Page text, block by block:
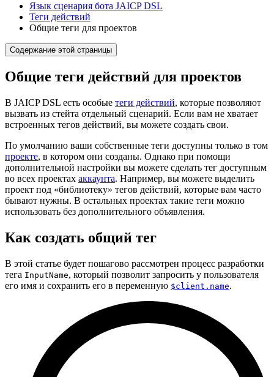
Язык сценария бота JAICP DSL
Теги действий
Общие теги для проектов
Содержание этой страницы
Общие теги действий для проектов
В JAICP DSL есть особые теги действий, которые позволяют
вызвать из стейта отдельный сценарий. Если вам не хватает
встроенных тегов действий, вы можете создать свои.
По умолчанию ваши собственные теги доступны только в том
проекте, в котором они созданы. Однако при помощи
дополнительной настройки вы можете сделать тег доступным
во всех проектах аккаунта. Например, вы можете выделить
проект под «библиотеку» тегов действий, которые вам часто
бывают нужны. В остальных проектах такие теги можно
использовать без дополнительного объявления.
Как создать общий тег
В этой статье будет пошагово рассмотрен процесс разработки
тега InputName, который позволит запросить у пользователя
его имя и сохранить его в переменную $client.name.